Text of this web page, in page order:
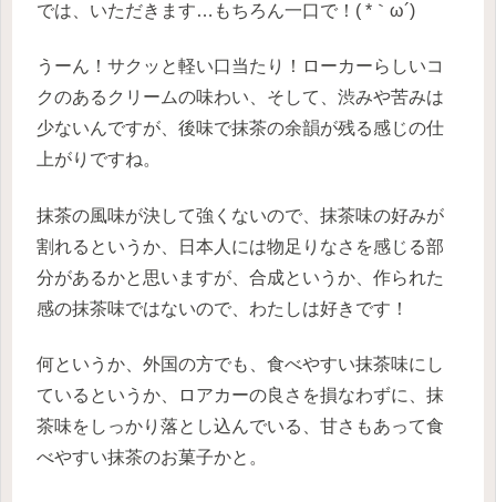
では、いただきます…もちろん一口で！( *｀ω´)
うーん！サクッと軽い口当たり！ローカーらしいコ
クのあるクリームの味わい、そして、渋みや苦みは
少ないんですが、後味で抹茶の余韻が残る感じの仕
上がりですね。
抹茶の風味が決して強くないので、抹茶味の好みが
割れるというか、日本人には物足りなさを感じる部
分があるかと思いますが、合成というか、作られた
感の抹茶味ではないので、わたしは好きです！
何というか、外国の方でも、食べやすい抹茶味にし
ているというか、ロアカーの良さを損なわずに、抹
茶味をしっかり落とし込んでいる、甘さもあって食
べやすい抹茶のお菓子かと。